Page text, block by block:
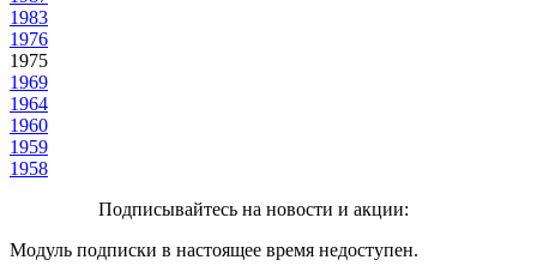
1983
1976
1975
1969
1964
1960
1959
1958
Подписывайтесь на новости и акции:
Модуль подписки в настоящее время недоступен.